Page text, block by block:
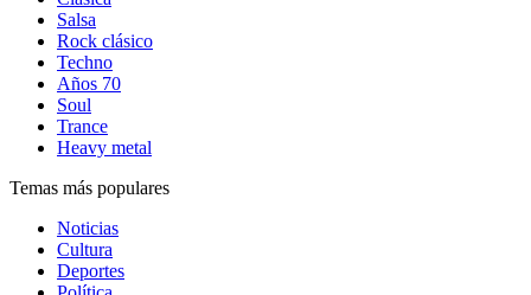
Salsa
Rock clásico
Techno
Años 70
Soul
Trance
Heavy metal
Temas más populares
Noticias
Cultura
Deportes